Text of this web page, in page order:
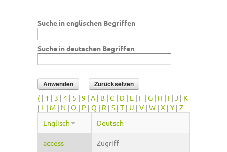
Suche in englischen Begriffen
Suche in deutschen Begriffen
( | 1 | 3 | 4 | 5 | 9 | A | B | C | D | E | F | G | H | I | J | K
| L | M | N | O | P | Q | R | S | T | U | V | W | X | Y | Z
Englisch
Deutsch
access Zugriff